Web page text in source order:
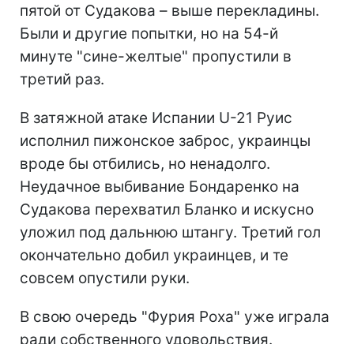
пятой от Судакова – выше перекладины.
Были и другие попытки, но на 54-й
минуте "сине-желтые" пропустили в
третий раз.
В затяжной атаке Испании U-21 Руис
исполнил пижонское заброс, украинцы
вроде бы отбились, но ненадолго.
Неудачное выбивание Бондаренко на
Судакова перехватил Бланко и искусно
уложил под дальнюю штангу. Третий гол
окончательно добил украинцев, и те
совсем опустили руки.
В свою очередь "Фурия Роха" уже играла
ради собственного удовольствия.